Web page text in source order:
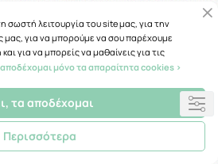
13.52€
Μη διαθέσιμο
σωστή λειτουργία του site μας, για την
μας, για να μπορούμε να σου παρέχουμε
για να μπορείς να μαθαίνεις για τις
μόνο τα απαραίτητα cookies >
τα αποδέχομαι
Περισσότερα